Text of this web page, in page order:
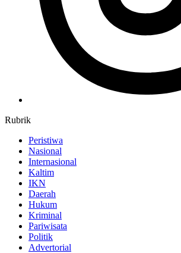
Rubrik
Peristiwa
Nasional
Internasional
Kaltim
IKN
Daerah
Hukum
Kriminal
Pariwisata
Politik
Advertorial